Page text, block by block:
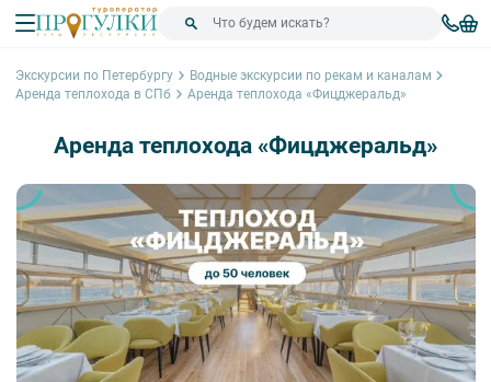
Экскурсии по Петербургу
Водные экскурсии по рекам и каналам
Аренда теплохода в СПб
Аренда теплохода «Фицджеральд»
Аренда теплохода «Фицджеральд»